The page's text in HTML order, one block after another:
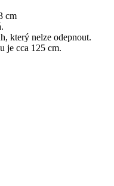
cm
který nelze odepnout.
je cca 125 cm.